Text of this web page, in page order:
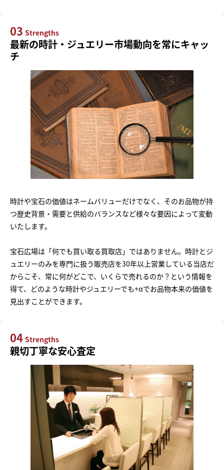
03 Strengths
最新の時計・ジュエリー市場動向を常にキャッ
チ
時計や宝石の価値はネームバリューだけでなく、そのお品物が持
つ歴史背景・需要と供給のバランスなど様々な要因によって変動
いたします。
宝石広場は「何でも買い取る買取店」ではありません。時計とジ
ュエリーのみを専門に扱う販売店を30年以上営業している当店だ
からこそ、常に何がどこで、いくらで売れるのか？という情報を
得て、どのような時計やジュエリーでも+αでお品物本来の価値を
見出すことができます。
04 Strengths
親切丁寧な安心査定